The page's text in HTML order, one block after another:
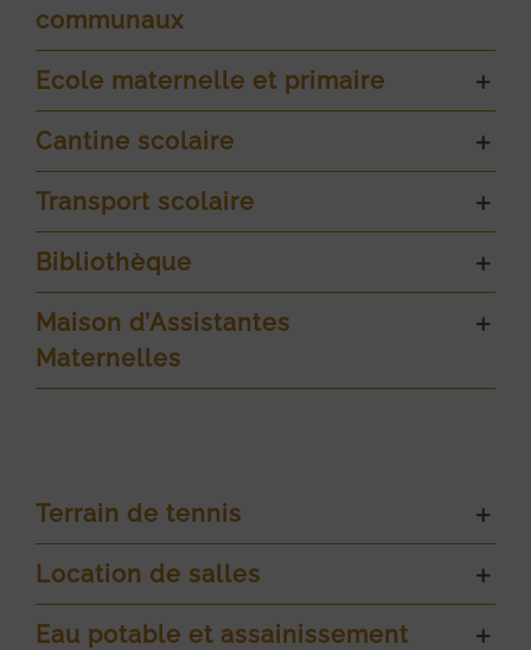
communaux
Ecole maternelle et primaire
Cantine scolaire
Transport scolaire
Bibliothèque
Maison d’Assistantes
Maternelles
Terrain de tennis
Location de salles
Eau potable et assainissement